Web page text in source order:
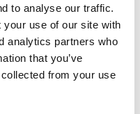
to analyse our traffic.
your use of our site with
analytics partners who
that you’ve
from your use
busslinjer som tar
trafikerar både
vilket gör det
Vedum eller
sätt att uppleva
takt.